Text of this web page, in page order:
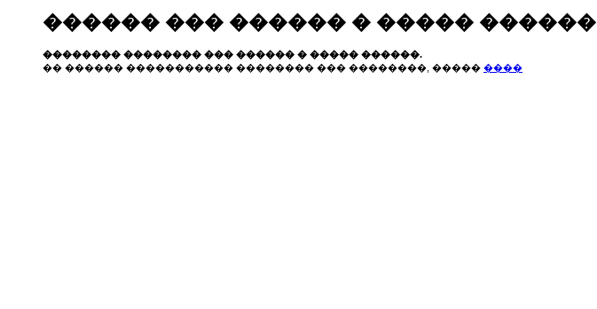
������ ��� ������ � ����� ������
�������� �������� ��� ������ � ����� ������.
�� ������ ����������� �������� ��� ��������, ����� ����